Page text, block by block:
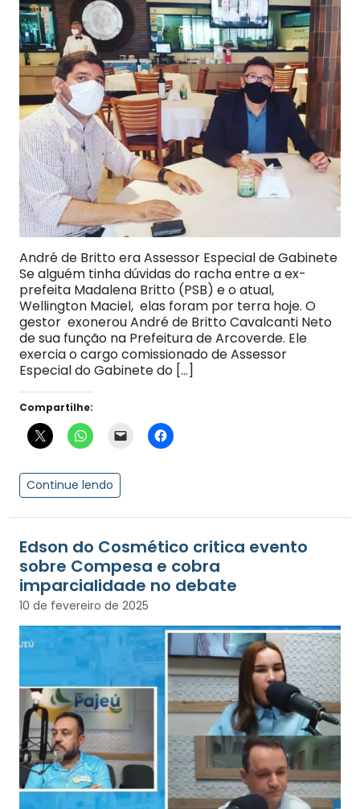
André de Britto era Assessor Especial de Gabinete
Se alguém tinha dúvidas do racha entre a ex-
prefeita Madalena Britto (PSB) e o atual,
Wellington Maciel, elas foram por terra hoje. O
gestor exonerou André de Britto Cavalcanti Neto
de sua função na Prefeitura de Arcoverde. Ele
exercia o cargo comissionado de Assessor
Especial do Gabinete do […]
Compartilhe:
Continue lendo
Edson do Cosmético critica evento
sobre Compesa e cobra
imparcialidade no debate
10 de fevereiro de 2025